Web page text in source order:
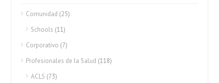
Comunidad (25)
Schools (11)
Corporativo (7)
Profesionales de la Salud (118)
ACLS (73)